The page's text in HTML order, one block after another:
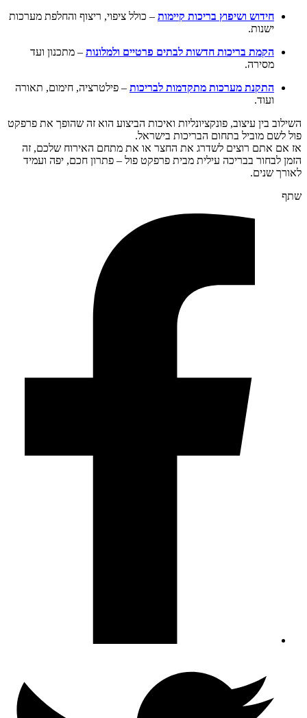
חידוש ושיפוץ בריכות קיימות – כולל ציפוי, ריצוף והחלפת מערכות
ישנות.
הקמת בריכות חדשות לבתים פרטיים ולמלונות – מתכנון ועד
מסירה.
התקנת מערכות מתקדמות לבריכות – פילטרציה, חימום, תאורה
ועוד.
השילוב בין עיצוב, פונקציונליות ואיכות הביצוע הוא זה שהופך את פרפקט
פול לשם מוביל בתחום הבריכות בישראל.
אז אם אתם רוצים לשדרג את החצר או את מתחם האירוח שלכם, זה
הזמן לבחור בבריכה עילית מבית פרפקט פול – פתרון חכם, יפה ועמיד
לאורך שנים.
שתף